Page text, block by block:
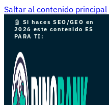
Saltar al contenido principal
🤖 Si haces SEO/GEO en
2026 este contenido ES
PARA TI: